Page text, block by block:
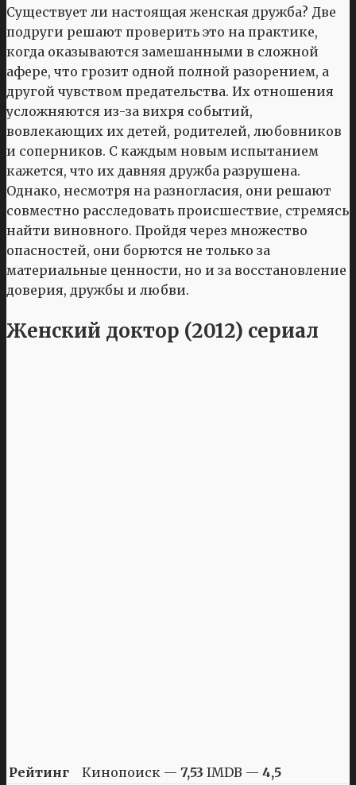
Существует ли настоящая женская дружба? Две
подруги решают проверить это на практике,
когда оказываются замешанными в сложной
афере, что грозит одной полной разорением, а
другой чувством предательства. Их отношения
усложняются из-за вихря событий,
вовлекающих их детей, родителей, любовников
и соперников. С каждым новым испытанием
кажется, что их давняя дружба разрушена.
Однако, несмотря на разногласия, они решают
совместно расследовать происшествие, стремясь
найти виновного. Пройдя через множество
опасностей, они борются не только за
материальные ценности, но и за восстановление
доверия, дружбы и любви.
Женский доктор (2012) сериал
Рейтинг Кинопоиск — 7,53 IMDB — 4,5